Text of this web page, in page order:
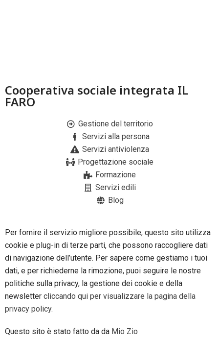
Cooperativa sociale integrata IL
FARO
Gestione del territorio
Servizi alla persona
Servizi antiviolenza
Progettazione sociale
Formazione
Servizi edili
Blog
Per fornire il servizio migliore possibile, questo sito utilizza
cookie e plug-in di terze parti, che possono raccogliere dati
di navigazione dell’utente. Per sapere come gestiamo i tuoi
dati, e per richiederne la rimozione, puoi seguire le nostre
politiche sulla privacy, la gestione dei cookie e della
newsletter cliccando qui per visualizzare la pagina della
privacy policy.
Questo sito è stato fatto da da Mio Zio